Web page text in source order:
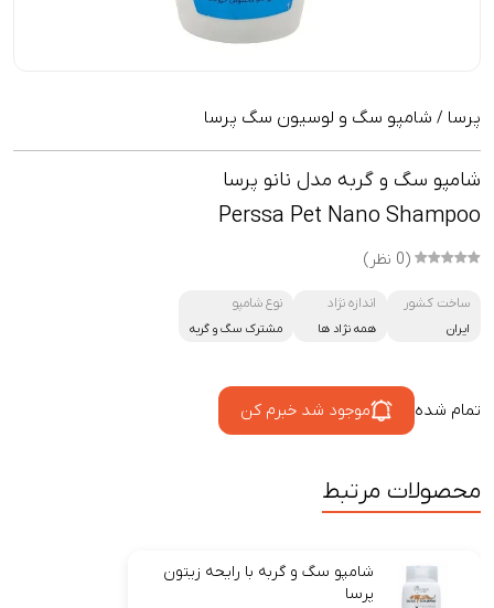
پرسا / شامپو سگ و لوسیون سگ پرسا
شامپو سگ و گربه مدل نانو پرسا
Perssa Pet Nano Shampoo
(0 نظر)
ساخت کشور
ایران
اندازه نژاد
همه نژاد ها
نوع شامپو
مشترک سگ و گربه
تمام شده موجود شد خبرم کن
محصولات مرتبط
شامپو سگ و گربه با رایحه زیتون
پرسا